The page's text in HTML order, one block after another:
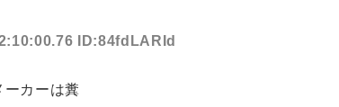
ID:84fdLARId
カーは糞